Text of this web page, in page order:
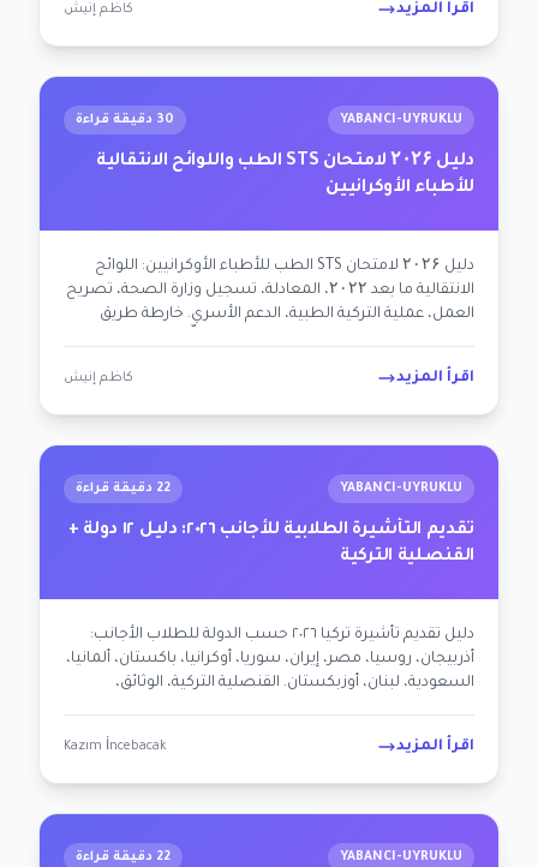
اقرأ المزيد كاظم إنيش
YABANCI-UYRUKLU 30 دقيقة قراءة
دليل ۲۰۲۶ لامتحان STS الطب واللوائح الانتقالية
للأطباء الأوكرانيين
دليل ۲۰۲۶ لامتحان STS الطب للأطباء الأوكرانيين: اللوائح
الانتقالية ما بعد ۲۰۲۲، المعادلة، تسجيل وزارة الصحة، تصريح
العمل، عملية التركية الطبية، الدعم الأسري. خارطة طريق
اقرأ المزيد كاظم إنيش
YABANCI-UYRUKLU 22 دقيقة قراءة
تقديم التأشيرة الطلابية للأجانب ٢٠٢٦: دليل ١٢ دولة +
القنصلية التركية
دليل تقديم تأشيرة تركيا ٢٠٢٦ حسب الدولة للطلاب الأجانب:
أذربيجان، روسيا، مصر، إيران، سوريا، أوكرانيا، باكستان، ألمانيا،
السعودية، لبنان، أوزبكستان. القنصلية التركية، الوثائق،
اقرأ المزيد Kazım İncebacak
YABANCI-UYRUKLU 22 دقيقة قراءة